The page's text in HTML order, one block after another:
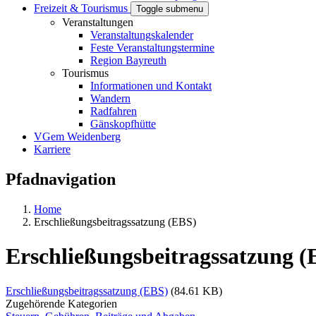
Freizeit & Tourismus
Toggle submenu
Veranstaltungen
Veranstaltungskalender
Feste Veranstaltungstermine
Region Bayreuth
Tourismus
Informationen und Kontakt
Wandern
Radfahren
Gänskopfhütte
VGem Weidenberg
Karriere
Pfadnavigation
Home
Erschließungsbeitragssatzung (EBS)
Erschließungsbeitragssatzung
Erschließungsbeitragssatzung (EBS) (84.61 KB)
Zugehörende Kategorien